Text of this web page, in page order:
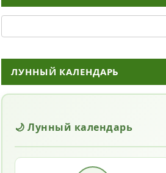
ЛУННЫЙ КАЛЕНДАРЬ
🌙 Лунный календарь